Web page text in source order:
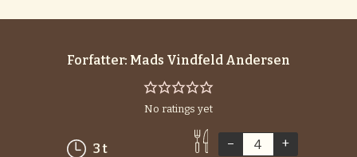
Forfatter: Mads Vindfeld Andersen
No ratings yet
3timer
t – +